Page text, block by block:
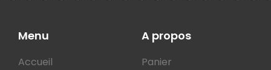
Menu
Accueil
A propos
Panier